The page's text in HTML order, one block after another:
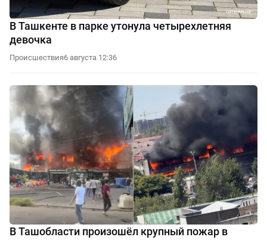
В Ташкенте в парке утонула четырехлетняя
девочка
Происшествия6 августа 12:36
В Ташобласти произошёл крупный пожар в